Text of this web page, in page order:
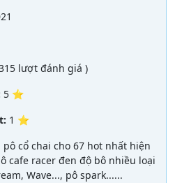
lượt đánh giá )
5 ⭐
1 ⭐
pô cổ chai cho 67 hot nhất hiện
cafe racer đen độ bô nhiều loại
Wave..., pô spark......